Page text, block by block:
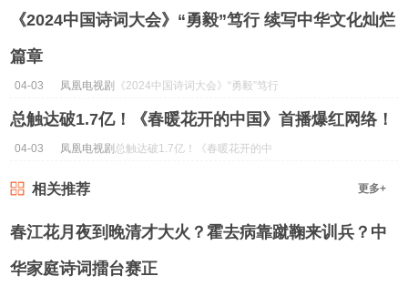
《2024中国诗词大会》“勇毅”笃行 续写中华文化灿烂
篇章
04-03 凤凰电视剧
《2024中国诗词大会》“勇毅”笃行
续写中华文化灿烂篇章...
总触达破1.7亿！《春暖花开的中国》首播爆红网络！
04-03 凤凰电视剧 总触达破1.7亿！《春暖花开的中
相关推荐 更多+
春江花月夜到晚清才大火？霍去病靠蹴鞠来训兵？中
华家庭诗词擂台赛正